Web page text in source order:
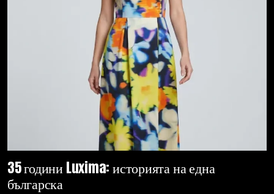
35 години Luxima: историята на една
българска